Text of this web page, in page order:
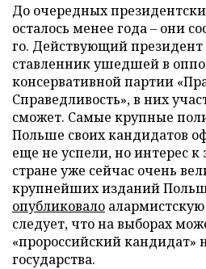
До очередных
осталось менее года – они
го. Действующий
ставленник ушедшей в
консервативной партии
Справедливость», в них
сможет. Самые крупные
Польше своих кандидатов
еще не успели, но интерес
стране уже сейчас очень
крупнейших изданий
опубликовало
следует, что на выборах
«пророссийский кандидат»
государства.